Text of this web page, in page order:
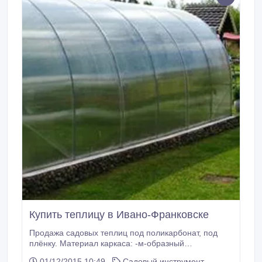
Купить теплицу в Ивано-Франковске
Продажа садовых теплиц под поликарбонат, под
плёнку. Материал каркаса: -м-образный